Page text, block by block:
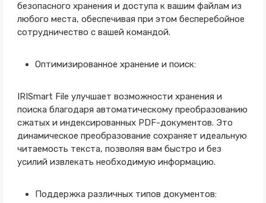
безопасного хранения и доступа к вашим файлам из
любого места, обеспечивая при этом бесперебойное
сотрудничество с вашей командой.
Оптимизированное хранение и поиск:
IRISmart File улучшает возможности хранения и
поиска благодаря автоматическому преобразованию
сжатых и индексированных PDF-документов. Это
динамическое преобразование сохраняет идеальную
читаемость текста, позволяя вам быстро и без
усилий извлекать необходимую информацию.
Поддержка различных типов документов: